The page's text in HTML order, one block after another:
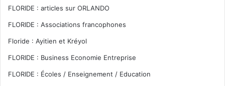
FLORIDE : articles sur ORLANDO
FLORIDE : Associations francophones
Floride : Ayitien et Kréyol
FLORIDE : Business Economie Entreprise
FLORIDE : Écoles / Enseignement / Education